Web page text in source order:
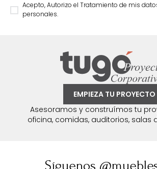
Acepto, Autorizo el Tratamiento de mis
personales.
EMPIEZA TU PROYECTO
Asesoramos y construímos tu
oficina, comidas, auditorios, salas
Síguenos